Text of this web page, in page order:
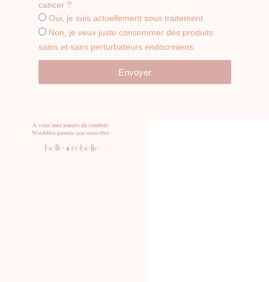
cancer ?
Oui, je suis actuellement sous traitement
Non, je veux juste consommer des produits
sains et sans perturbateurs endocriniens.
Envoyer